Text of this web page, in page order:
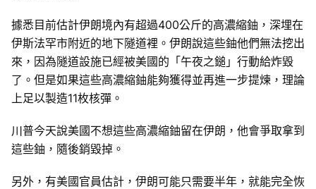
據悉目前估計伊朗境內有超過400公斤的高濃縮鈾，深埋在
伊斯法罕市附近的地下隧道裡。伊朗說這些鈾他們無法挖出
來，因為隧道設施已經被美國的「午夜之鎚」行動給炸毀
了。但是如果這些高濃縮鈾能夠獲得並再進一步提煉，理論
上足以製造11枚核彈。
川普今天說美國不想這些高濃縮鈾留在伊朗，他會爭取拿到
這些鈾，隨後銷毀掉。
另外，有美國官員估計，伊朗可能只需要半年，就能完全恢